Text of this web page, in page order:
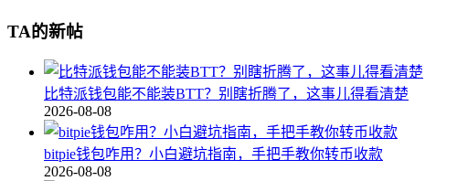
TA的新帖
比特派钱包能不能装BTT？别瞎折腾了，这事儿得看清楚
2026-08-08
bitpie钱包咋用？小白避坑指南，手把手教你转币收款
2026-08-08